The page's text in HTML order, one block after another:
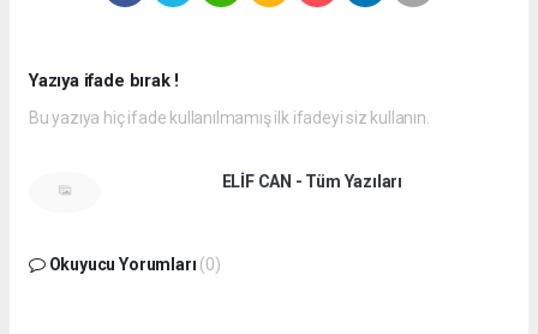
Yazıya ifade bırak !
Bu yazıya hiç ifade kullanılmamış ilk ifadeyi siz kullanın.
ELİF CAN - Tüm Yazıları
Okuyucu Yorumları (0)